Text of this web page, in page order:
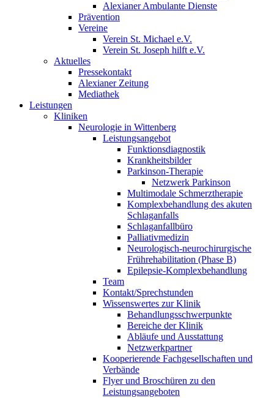
Alexianer Ambulante Dienste
Prävention
Vereine
Verein St. Michael e.V.
Verein St. Joseph hilft e.V.
Aktuelles
Pressekontakt
Alexianer Zeitung
Mediathek
Leistungen
Kliniken
Neurologie in Wittenberg
Leistungsangebot
Funktionsdiagnostik
Krankheitsbilder
Parkinson-Therapie
Netzwerk Parkinson
Multimodale Schmerztherapie
Komplexbehandlung des akuten
Schlaganfalls
Schlaganfallbüro
Palliativmedizin
Neurologisch-neurochirurgische
Frührehabilitation (Phase B)
Epilepsie-Komplexbehandlung
Team
Kontakt/Sprechstunden
Wissenswertes zur Klinik
Behandlungsschwerpunkte
Bereiche der Klinik
Abläufe und Ausstattung
Netzwerkpartner
Kooperierende Fachgesellschaften und
Verbände
Flyer und Broschüren zu den
Leistungsangeboten